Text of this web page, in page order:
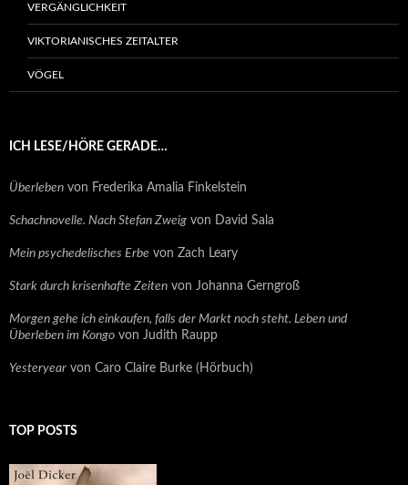
VERGÄNGLICHKEIT
VIKTORIANISCHES ZEITALTER
VÖGEL
ICH LESE/HÖRE GERADE…
Überleben von Frederika Amalia Finkelstein
Schachnovelle. Nach Stefan Zweig von David Sala
Mein psychedelisches Erbe von Zach Leary
Stark durch krisenhafte Zeiten von Johanna Gerngroß
Morgen gehe ich einkaufen, falls der Markt noch steht. Leben und
Überleben im Kongo von Judith Raupp
Yesteryear von Caro Claire Burke (Hörbuch)
TOP POSTS